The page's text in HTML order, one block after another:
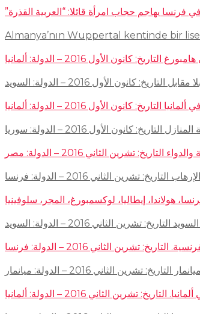
يهاجم حجاب امرأة قائلا: “العربية القذرة”
Almanya’nın Wuppertal kentinde bir
الأول 2016 – الدولة: ألمانيا
كانون الأول 2016 – الدولة: السويد
كانون الأول 2016 – الدولة: ألمانيا
كانون الأول 2016 – الدولة: سوريا
تشرين الثاني 2016 – الدولة: مصر
الثاني 2016 – الدولة: فرنسا
الثاني 2016 – الدولة: السويد
الثاني 2016 – الدولة: فرنسا
الثاني 2016 – الدولة: ميانمار
الثاني 2016 – الدولة: ألمانيا